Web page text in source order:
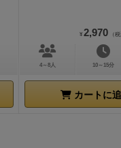
¥ 2,970 （税
4～8人 10～15分
カートに